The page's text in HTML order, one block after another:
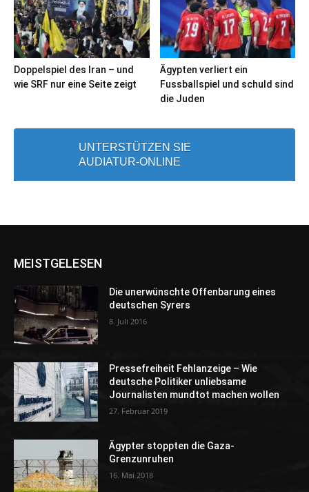
Doppelspiel des Iran – und
wie SRF nur eine Seite zeigt
Ägypten verliert ein
Fussballspiel und schuld sind
die Juden
UNTERSTÜTZEN SIE
AUDIATUR-ONLINE
MEISTGELESEN
Die unerwünschte Offenbarung eines
deutschen Syrers
8. Juli 2016
Pressefreiheit Fehlanzeige – Wie
deutsche Politiker unliebsame
Journalisten mundtot machen wollen
27. Februar 2019
Ägypter stoppten die Gaza-
Grenzunruhen
16. Mai 2018